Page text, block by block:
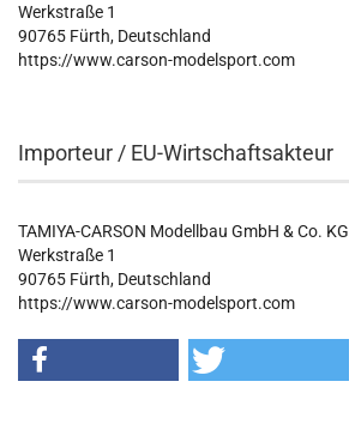
Werkstraße 1
90765 Fürth, Deutschland
https://www.carson-modelsport.com
Importeur / EU-Wirtschaftsakteur
TAMIYA-CARSON Modellbau GmbH & Co. KG
Werkstraße 1
90765 Fürth, Deutschland
https://www.carson-modelsport.com